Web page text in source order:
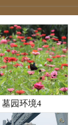
联系我们
墓园环境4